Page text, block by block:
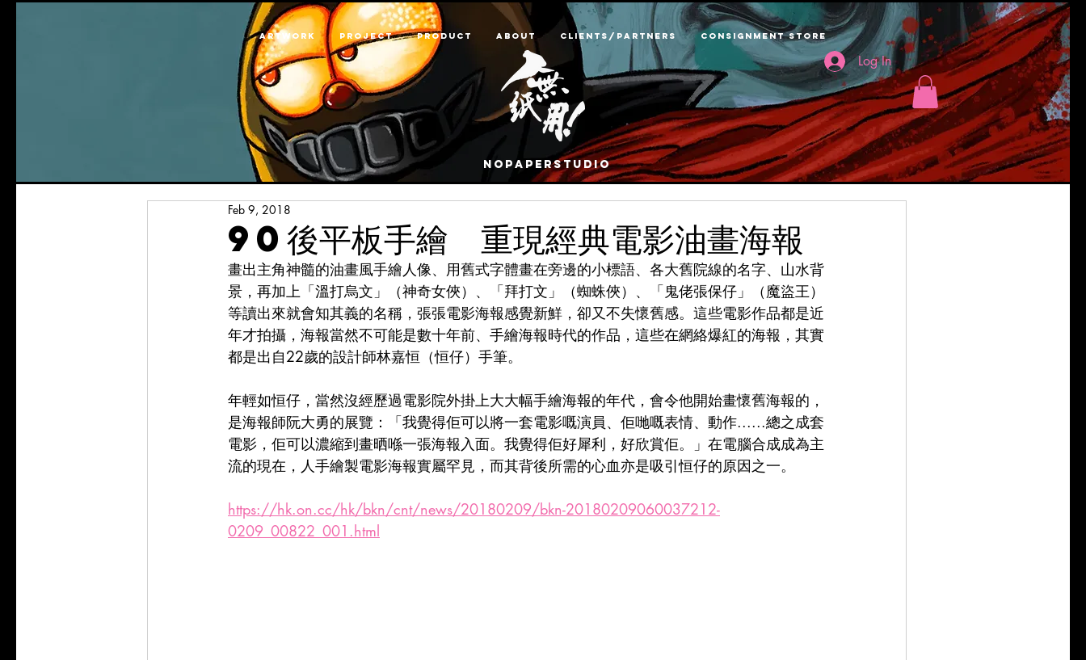
ARTWORK PROJECT PRODUCT ABOUT CLIENTS/PARTNERS CONSIGNMENT STORE
nopaperstudio
Log In
90後平板手繪 重現經典電影油畫海報
Feb 9, 2018
畫出主角神髓的油畫風手繪人像、用舊式字體畫在旁邊的小標語、各大舊院線的名字、山水背
景，再加上「溫打烏文」（神奇女俠）、「拜打文」（蜘蛛俠）、「鬼佬張保仔」（魔盜王）
等讀出來就會知其義的名稱，張張電影海報感覺新鮮，卻又不失懷舊感。這些電影作品都是近
年才拍攝，海報當然不可能是數十年前、手繪海報時代的作品，這些在網絡爆紅的海報，其實
都是出自22歲的設計師林嘉恒（恒仔）手筆。
年輕如恒仔，當然沒經歷過電影院外掛上大大幅手繪海報的年代，會令他開始畫懷舊海報的，
是海報師阮大勇的展覽：「我覺得佢可以將一套電影嘅演員、佢哋嘅表情、動作......總之成套
電影，佢可以濃縮到畫晒喺一張海報入面。我覺得佢好犀利，好欣賞佢。」在電腦合成成為主
流的現在，人手繪製電影海報實屬罕見，而其背後所需的心血亦是吸引恒仔的原因之一。
https://hk.on.cc/hk/bkn/cnt/news/20180209/bkn-20180209060037212-
0209_00822_001.html